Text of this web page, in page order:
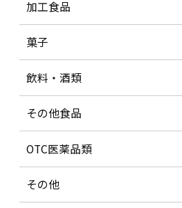
加工食品
菓子
飲料・酒類
その他食品
OTC医薬品類
その他